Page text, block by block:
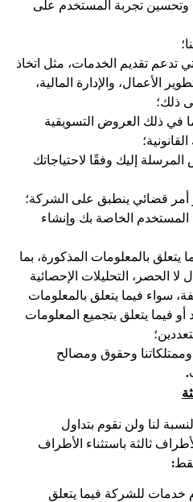
وتحسين تجربة المستخدم على
تدعم تقديم الخدمات، مثل اتخاذ
الأعمال، والإدارة المالية،
ذلك؛
في ذلك العروض التسويقية
إليك وفقًا لاحتياجاتك
أو أمر قضائي ينطبق على الشركة؛
الخاصة بك وإنشاء
يتعلق بالمعلومات المذكورة، بما
الحصر، التحليلات الإحصائية
سواء فيما يتعلق بالمعلومات
فيما يتعلق بتجميع المعلومات
وحقوق ومصالح
لنا ولن نقوم بتداول
ثالثة باستثناء الأطراف
خدمات للشركة فيما يتعلق